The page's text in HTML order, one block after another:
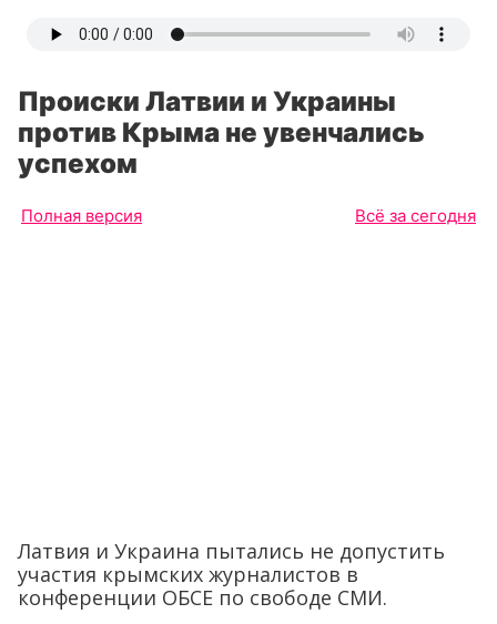
Происки Латвии и Украины
против Крыма не увенчались
успехом
Полная версия Всё за сегодня
Латвия и Украина пытались не допустить
участия крымских журналистов в
конференции ОБСЕ по свободе СМИ.